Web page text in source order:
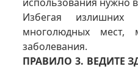
Избегая
многолюдных мест,
заболевания.
ПРАВИЛО 3. ВЕДИТЕ